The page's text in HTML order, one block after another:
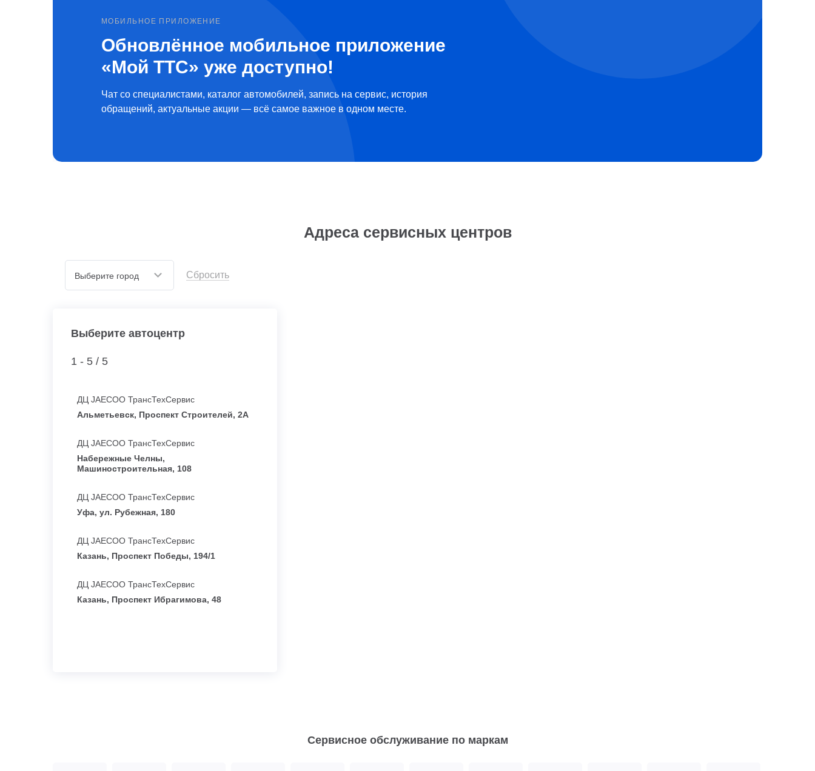
МОБИЛЬНОЕ ПРИЛОЖЕНИЕ
Обновлённое мобильное приложение
«Мой ТТС» уже доступно!
Чат со специалистами, каталог автомобилей, запись на сервис, история
обращений, актуальные акции — всё самое важное в одном месте.
Адреса сервисных центров
Выберите город Сбросить
Выберите автоцентр
1 - 5 / 5
ДЦ JAECOO ТрансТехСервис
Альметьевск, Проспект Строителей, 2А
ДЦ JAECOO ТрансТехСервис
Набережные Челны,
Машиностроительная, 108
ДЦ JAECOO ТрансТехСервис
Уфа, ул. Рубежная, 180
ДЦ JAECOO ТрансТехСервис
Казань, Проспект Победы, 194/1
ДЦ JAECOO ТрансТехСервис
Казань, Проспект Ибрагимова, 48
Сервисное обслуживание по маркам